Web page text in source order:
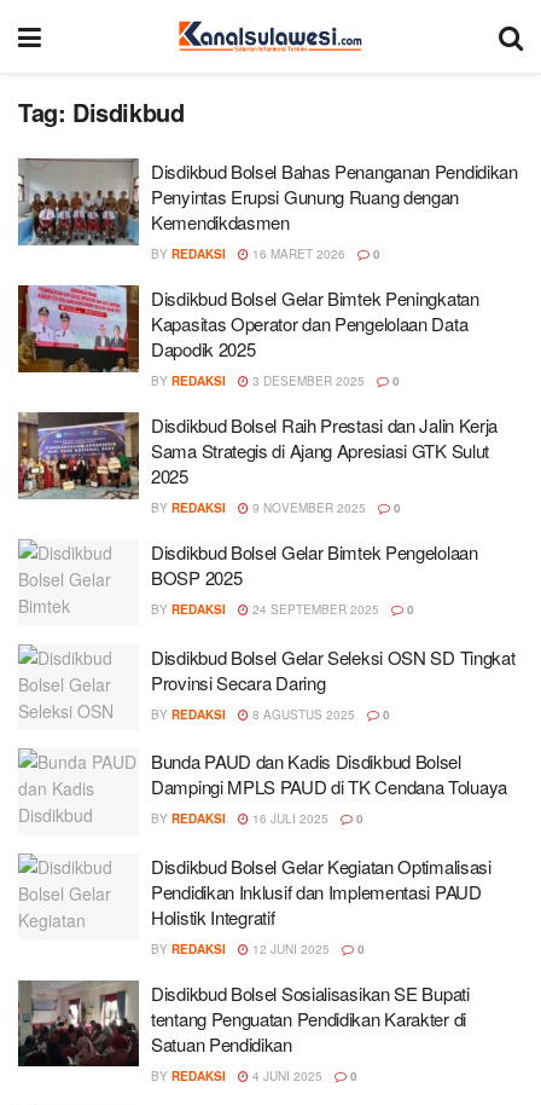
Tag: Disdikbud
Disdikbud Bolsel Bahas Penanganan Pendidikan
Penyintas Erupsi Gunung Ruang dengan
Kemendikdasmen
BY REDAKSI 16 MARET 2026 0
Disdikbud Bolsel Gelar Bimtek Peningkatan
Kapasitas Operator dan Pengelolaan Data
Dapodik 2025
BY REDAKSI 3 DESEMBER 2025 0
Disdikbud Bolsel Raih Prestasi dan Jalin Kerja
Sama Strategis di Ajang Apresiasi GTK Sulut
2025
BY REDAKSI 9 NOVEMBER 2025 0
Disdikbud Bolsel Gelar Bimtek Pengelolaan
BOSP 2025
BY REDAKSI 24 SEPTEMBER 2025 0
Disdikbud Bolsel Gelar Seleksi OSN SD Tingkat
Provinsi Secara Daring
BY REDAKSI 8 AGUSTUS 2025 0
Bunda PAUD dan Kadis Disdikbud Bolsel
Dampingi MPLS PAUD di TK Cendana Toluaya
BY REDAKSI 16 JULI 2025 0
Disdikbud Bolsel Gelar Kegiatan Optimalisasi
Pendidikan Inklusif dan Implementasi PAUD
Holistik Integratif
BY REDAKSI 12 JUNI 2025 0
Disdikbud Bolsel Sosialisasikan SE Bupati
tentang Penguatan Pendidikan Karakter di
Satuan Pendidikan
BY REDAKSI 4 JUNI 2025 0